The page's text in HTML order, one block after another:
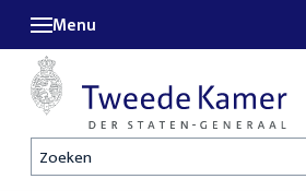
Zoeken
Menu